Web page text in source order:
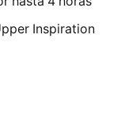
Inspiration